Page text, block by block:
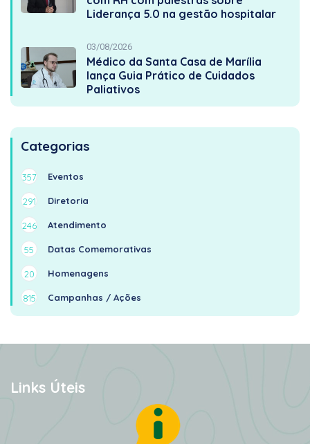
Liderança 5.0 na gestão hospitalar
03/08/2026
Médico da Santa Casa de Marília
lança Guia Prático de Cuidados
Paliativos
Categorias
357 Eventos
291 Diretoria
246 Atendimento
55 Datas Comemorativas
20 Homenagens
815 Campanhas / Ações
Links Úteis